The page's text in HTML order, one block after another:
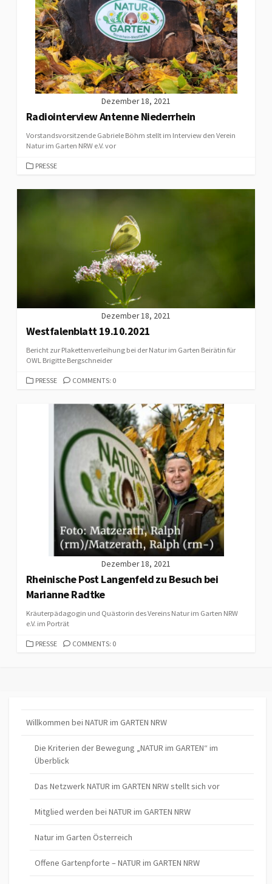
Dezember 18, 2021
Radiointerview Antenne Niederrhein
Vorstandsvorsitzende Gabriele Böhm stellt im Interview den Verein
Natur im Garten NRW e.V. vor
CATEGORIES
PRESSE
Dezember 18, 2021
Westfalenblatt 19.10.2021
Bericht zur Plakettenverleihung bei der Natur im Garten Beirätin für
OWL Brigitte Bergschneider
CATEGORIES
PRESSE COMMENTS: 0
Dezember 18, 2021
Rheinische Post Langenfeld zu Besuch bei
Marianne Radtke
Kräuterpädagogin und Quästorin des Vereins Natur im Garten NRW
e.V. im Porträt
CATEGORIES
PRESSE COMMENTS: 0
Willkommen bei NATUR im GARTEN NRW
Die Kriterien der Bewegung „NATUR im GARTEN“ im
Überblick
Das Netzwerk NATUR im GARTEN NRW stellt sich vor
Mitglied werden bei NATUR im GARTEN NRW
Natur im Garten Österreich
Offene Gartenpforte – NATUR im GARTEN NRW